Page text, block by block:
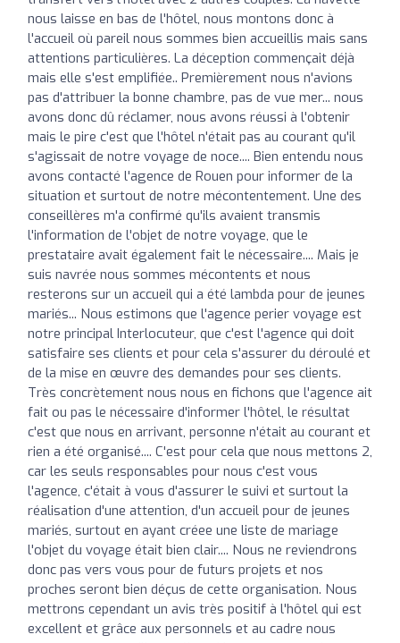
nous laisse en bas de l'hôtel, nous montons donc à
l'accueil où pareil nous sommes bien accueillis mais sans
attentions particulières. La déception commençait déjà
mais elle s'est emplifiée.. Premièrement nous n'avions
pas d'attribuer la bonne chambre, pas de vue mer... nous
avons donc dû réclamer, nous avons réussi à l'obtenir
mais le pire c'est que l'hôtel n'était pas au courant qu'il
s'agissait de notre voyage de noce.... Bien entendu nous
avons contacté l'agence de Rouen pour informer de la
situation et surtout de notre mécontentement. Une des
conseillères m'a confirmé qu'ils avaient transmis
l'information de l'objet de notre voyage, que le
prestataire avait également fait le nécessaire.... Mais je
suis navrée nous sommes mécontents et nous
resterons sur un accueil qui a été lambda pour de jeunes
mariés... Nous estimons que l'agence perier voyage est
notre principal Interlocuteur, que c'est l'agence qui doit
satisfaire ses clients et pour cela s'assurer du déroulé et
de la mise en œuvre des demandes pour ses clients.
Très concrètement nous nous en fichons que l'agence ait
fait ou pas le nécessaire d'informer l'hôtel, le résultat
c'est que nous en arrivant, personne n'était au courant et
rien a été organisé.... C'est pour cela que nous mettons 2,
car les seuls responsables pour nous c'est vous
l'agence, c'était à vous d'assurer le suivi et surtout la
réalisation d'une attention, d'un accueil pour de jeunes
mariés, surtout en ayant créee une liste de mariage
l'objet du voyage était bien clair.... Nous ne reviendrons
donc pas vers vous pour de futurs projets et nos
proches seront bien déçus de cette organisation. Nous
mettrons cependant un avis très positif à l'hôtel qui est
excellent et grâce aux personnels et au cadre nous